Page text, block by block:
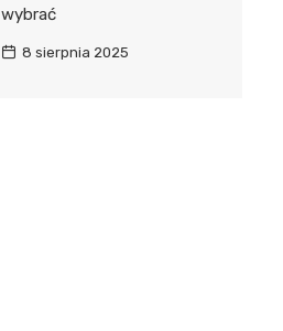
wybrać
8 sierpnia 2025